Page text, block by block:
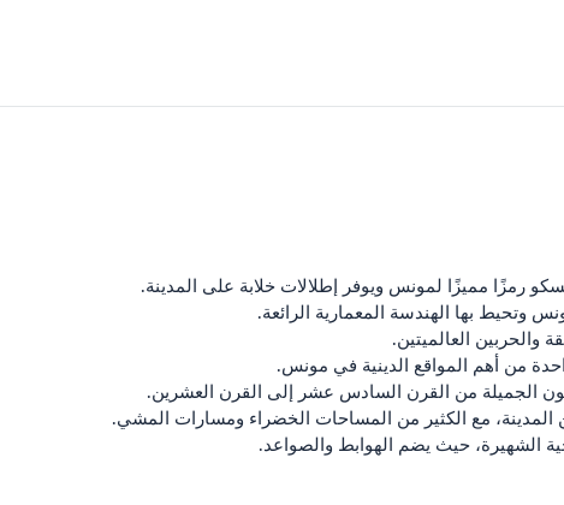
رمزًا مميزًا لمونس ويوفر إطلالات خلابة على المدينة.
وتحيط بها الهندسة المعمارية الرائعة.
العالميتين.
من أهم المواقع الدينية في مونس.
الجميلة من القرن السادس عشر إلى القرن العشرين.
المدينة، مع الكثير من المساحات الخضراء ومسارات المشي.
الشهيرة، حيث يضم الهوابط والصواعد.